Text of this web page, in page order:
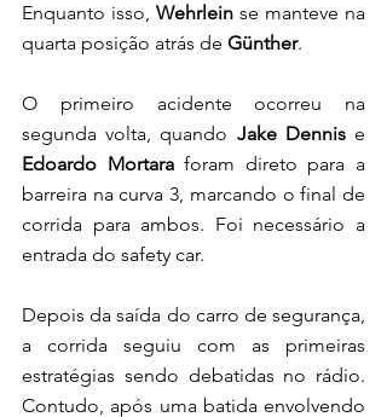
Enquanto isso, Wehrlein se manteve na
quarta posição atrás de Günther.
O primeiro acidente ocorreu na
segunda volta, quando Jake Dennis
Edoardo Mortara foram direto para a
barreira na curva 3, marcando o final de
corrida para ambos. Foi necessário a
entrada do safety car.
Depois da saída do carro de segurança,
a corrida seguiu com as primeiras
estratégias sendo debatidas no rádio.